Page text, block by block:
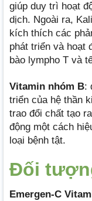
giúp duy trì hoạt
dịch. Ngoài ra,
kích thích các
phát triển và hoạt
bào lympho T và
Vitamin nhóm B:
triển của hệ thần
trao đổi chất tạo
động một cách
loại bệnh tật.
Đối
Emergen-C